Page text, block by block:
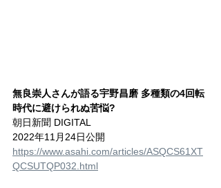
無良崇人さんが語る宇野昌磨 多種類の4回転
時代に避けられぬ苦悩?
朝日新聞 DIGITAL
2022年11月24日公開
https://www.asahi.com/articles/ASQCS61XT
QCSUTQP032.html